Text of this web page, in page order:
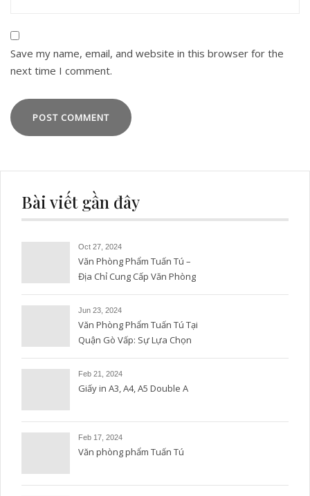
Save my name, email, and website in this browser for the
next time I comment.
Bài viết gần đây
Oct 27, 2024
Văn Phòng Phẩm Tuấn Tú –
Địa Chỉ Cung Cấp Văn Phòng
Phẩm Uy Tín và Chất Lượng
Jun 23, 2024
Văn Phòng Phẩm Tuấn Tú Tại
Quận Gò Vấp: Sự Lựa Chọn
Hoàn Hảo
Feb 21, 2024
Giấy in A3, A4, A5 Double A
Feb 17, 2024
Văn phòng phẩm Tuấn Tú